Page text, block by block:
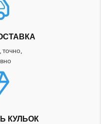
точно,
КУЛЬОК